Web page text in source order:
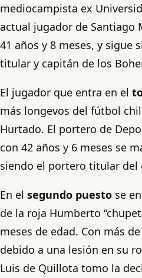
mediocampista ex
actual jugador de Santiago
41 años y 8 meses, y sigue
titular y capitán de los
El jugador que entra en el
más longevos del fútbol
Hurtado. El portero de
con 42 años y 6 meses se
siendo el portero titular
En el segundo puesto se
de la roja Humberto
meses de edad. Con más
debido a una lesión en su
Luis de Quillota tomo la